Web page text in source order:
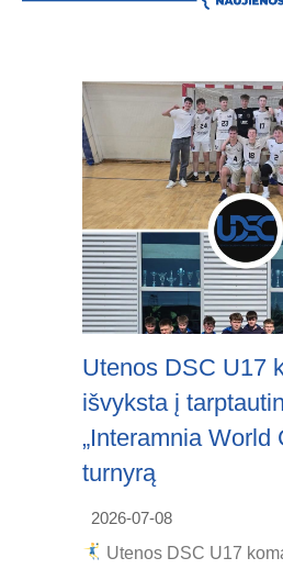
Utenos DSC U17
išvyksta į
„Interamnia World
turnyrą
2026-07-08
Utenos DSC U17